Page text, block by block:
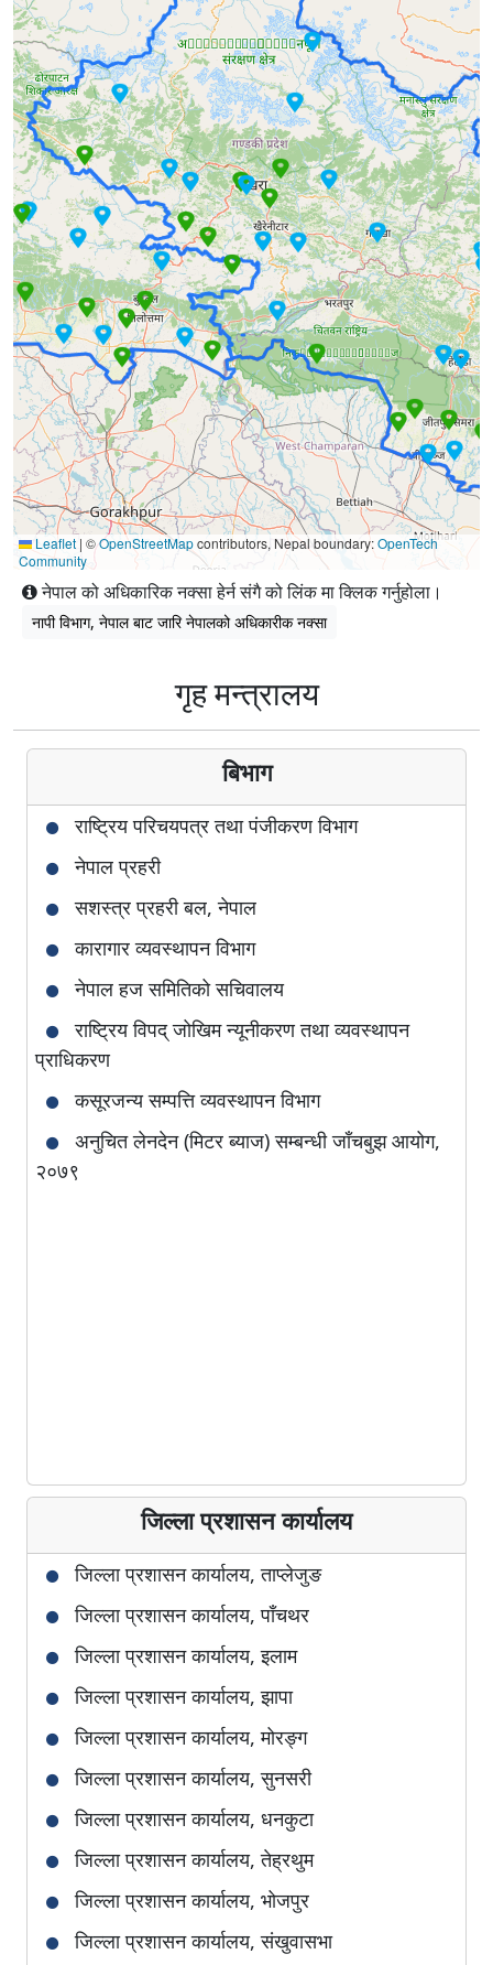
Leaflet | ©OpenStreetMapcontributors, Nepal boundary:OpenTech
Community
नेपाल को अधिकारिक नक्सा हेर्न संगै को लिंक मा क्लिक गर्नुहोला।
नापी विभाग, नेपाल बाट जारि नेपालको अधिकारीक नक्सा
गृह मन्त्रालय
बिभाग
राष्ट्रिय परिचयपत्र तथा पंजीकरण विभाग
नेपाल प्रहरी
सशस्त्र प्रहरी बल, नेपाल
कारागार व्यवस्थापन विभाग
नेपाल हज समितिको सचिवालय
राष्ट्रिय विपद् जोखिम न्यूनीकरण तथा व्यवस्थापन
प्राधिकरण
कसूरजन्य सम्पत्ति व्यवस्थापन विभाग
अनुचित लेनदेन (मिटर ब्याज) सम्बन्धी जाँचबुझ आयोग,
२०७९
जिल्ला प्रशासन कार्यालय
जिल्ला प्रशासन कार्यालय, ताप्लेजुङ
जिल्ला प्रशासन कार्यालय, पाँचथर
जिल्ला प्रशासन कार्यालय, इलाम
जिल्ला प्रशासन कार्यालय, झापा
जिल्ला प्रशासन कार्यालय, मोरङ्ग
जिल्ला प्रशासन कार्यालय, सुनसरी
जिल्ला प्रशासन कार्यालय, धनकुटा
जिल्ला प्रशासन कार्यालय, तेह्रथुम
जिल्ला प्रशासन कार्यालय, भोजपुर
जिल्ला प्रशासन कार्यालय, संखुवासभा